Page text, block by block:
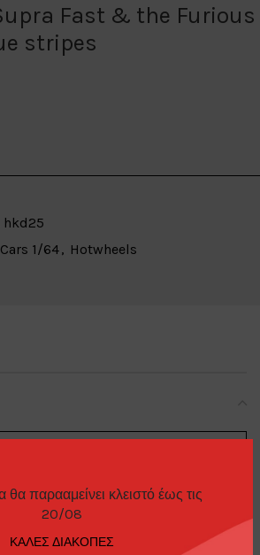
θα παρααμείνει κλειστό έως τις
20/08
ΚΑΛΕΣ ΔΙΑΚΟΠΕΣ
Fast & the Furious
stripes
hkd25
1/64, Hotwheels
: Toyota